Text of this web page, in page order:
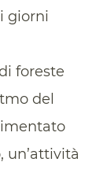
giorni
foreste
del
un’attività